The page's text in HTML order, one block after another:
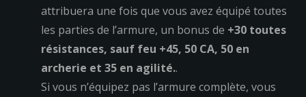
attribuera une fois que vous avez équipé toutes
les parties de l’armure, un bonus de +30 toutes
résistances, sauf feu +45, 50 CA, 50 en
archerie et 35 en agilité..
Si vous n’équipez pas l’armure complète, vous